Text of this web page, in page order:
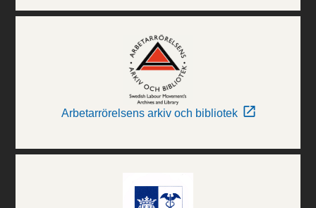
Arbetarrörelsens arkiv och bibliotek